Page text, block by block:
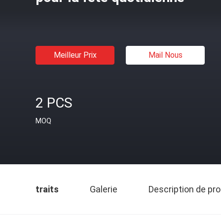
Meilleur Prix Mail Nous
2 PCS
MOQ
traits Galerie Description de